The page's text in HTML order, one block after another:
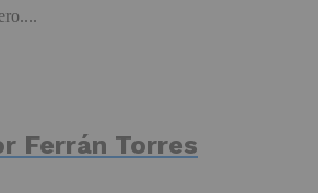
Ferrán Torres